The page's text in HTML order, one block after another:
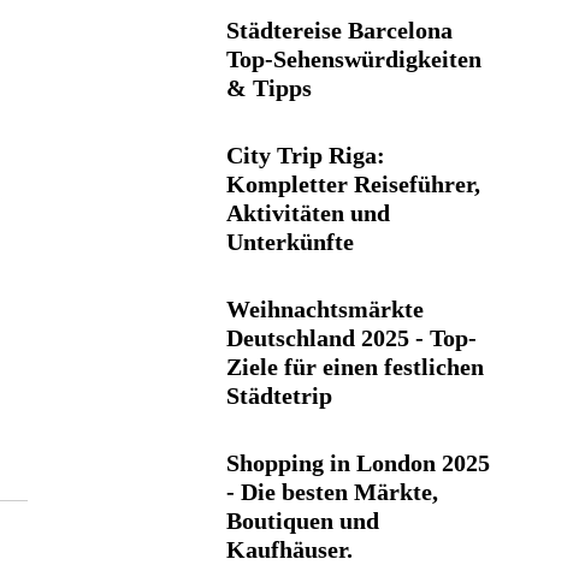
Städtereise Barcelona
Top-Sehenswürdigkeiten
& Tipps
City Trip Riga:
Kompletter Reiseführer,
Aktivitäten und
Unterkünfte
Weihnachtsmärkte
Deutschland 2025 - Top-
Ziele für einen festlichen
Städtetrip
Shopping in London 2025
- Die besten Märkte,
Boutiquen und
Kaufhäuser.